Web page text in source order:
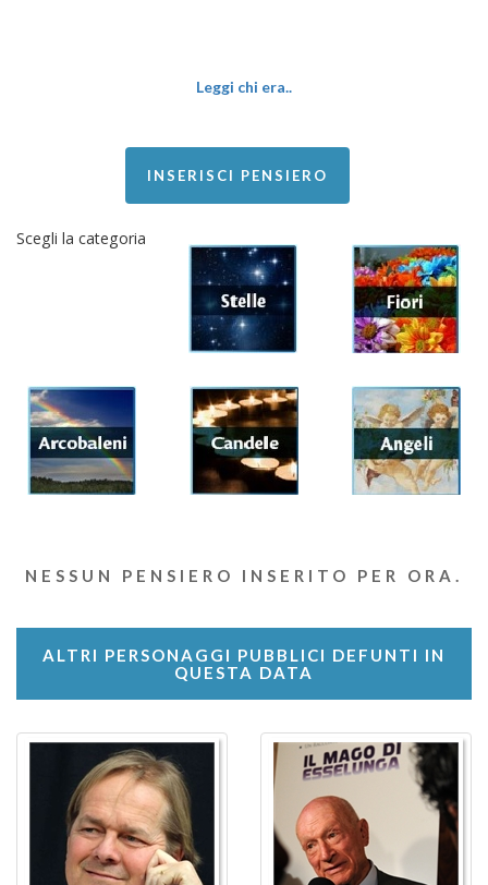
Leggi chi era..
INSERISCI PENSIERO
Scegli la categoria
NESSUN PENSIERO INSERITO PER ORA.
ALTRI PERSONAGGI PUBBLICI DEFUNTI IN
QUESTA DATA